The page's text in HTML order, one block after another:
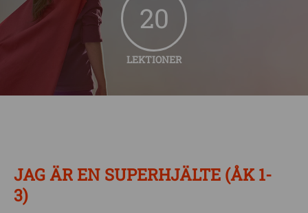
20
LEKTIONER
JAG ÄR EN SUPERHJÄLTE (ÅK 1-
3)